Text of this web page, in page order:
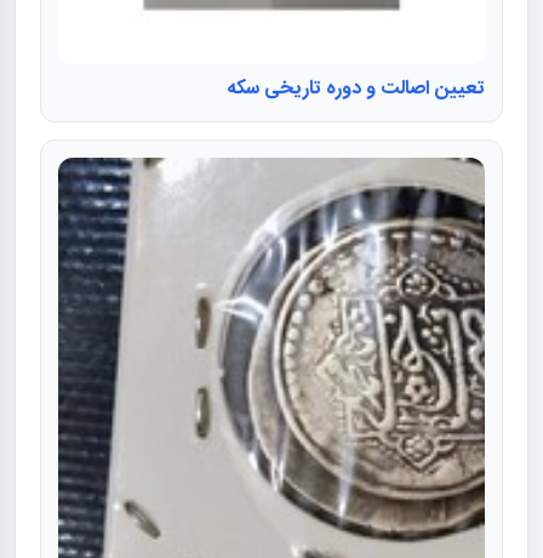
تعیین اصالت و دوره تاریخی سکه